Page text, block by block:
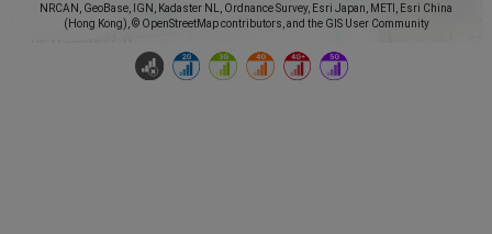
NRCAN, GeoBase, IGN, Kadaster NL, Ordnance Survey, Esri Japan, METI, Esri China
(Hong Kong), © OpenStreetMap contributors, and the GIS User Community